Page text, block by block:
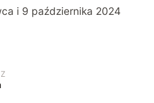
i 9 października 2024